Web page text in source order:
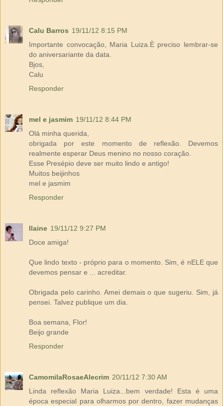
Calu Barros 19/11/12 8:15 PM
Importante convocação, Maria Luiza.È preciso lembrar-se
do aniversariante da data.
Bjos,
Calu
Responder
mel e jasmim 19/11/12 8:44 PM
Olá minha querida,
obrigada por este momento de reflexão. Devemos
realmente esperar Deus menino no nosso coração.
Esse Presépio deve ser muito lindo e antigo!
Muitos beijinhos
mel e jasmim
Responder
Ilaine 19/11/12 9:27 PM
Doce amiga!
Que lindo texto - próprio para o momento. Sim, é nELE que
devemos pensar e ... acreditar.
Obrigada pelo carinho. Amei demais o que sugeriu. Sim, já
pensei. Talvez publique um dia.
Boa semana, Flor!
Beijo grande
Responder
CamomilaRosaeAlecrim 20/11/12 7:30 AM
Linda reflexão Maria Luiza...bem verdade! Esta é uma
época especial para olharmos por dentro, fazer mudanças